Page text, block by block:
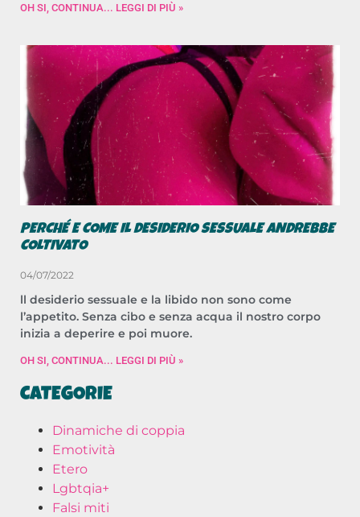
OH SI, CONTINUA... LEGGI DI PIÙ »
PERCHÉ E COME IL DESIDERIO SESSUALE ANDREBBE
COLTIVATO
04/07/2022
ll desiderio sessuale e la libido non sono come
l’appetito. Senza cibo e senza acqua il nostro corpo
inizia a deperire e poi muore.
OH SI, CONTINUA... LEGGI DI PIÙ »
CATEGORIE
Dinamiche di coppia
Emotività
Etero
Lgbtqia+
Falsi miti